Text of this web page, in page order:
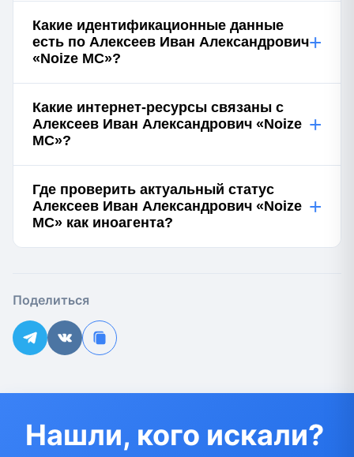
Какие идентификационные данные
есть по Алексеев Иван Александрович
«Noize MC»?
+
Какие интернет-ресурсы связаны с
Алексеев Иван Александрович «Noize
MC»?
+
Где проверить актуальный статус
Алексеев Иван Александрович «Noize
MC» как иноагента?
+
Поделиться
Нашли, кого искали?